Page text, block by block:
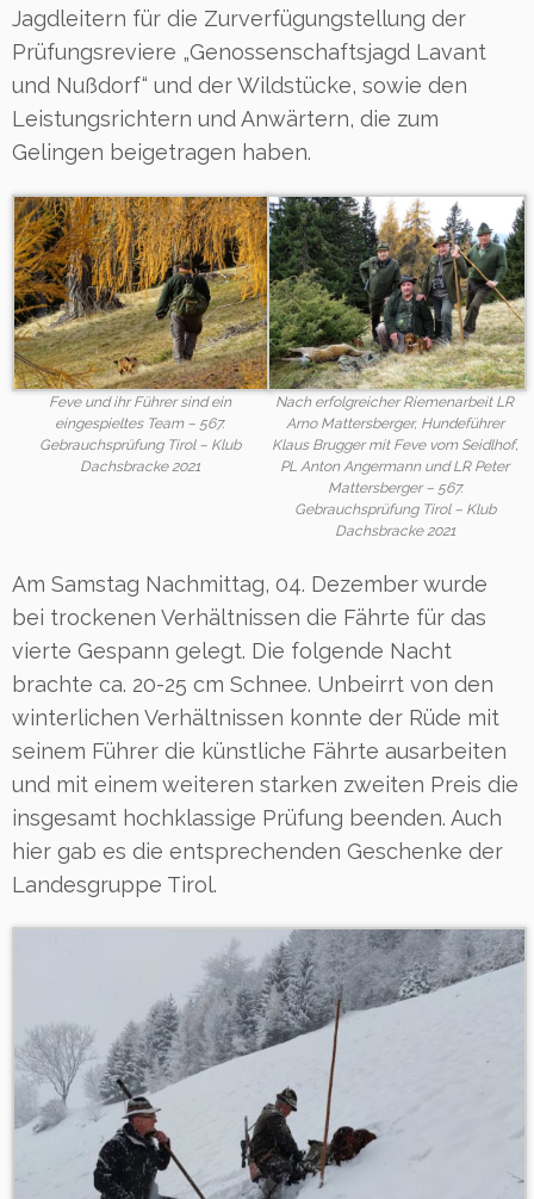
Jagdleitern für die Zurverfügungstellung der
Prüfungsreviere „Genossenschaftsjagd Lavant
und Nußdorf“ und der Wildstücke, sowie den
Leistungsrichtern und Anwärtern, die zum
Gelingen beigetragen haben.
Feve und ihr Führer sind ein
eingespieltes Team – 567.
Gebrauchsprüfung Tirol – Klub
Dachsbracke 2021
Nach erfolgreicher Riemenarbeit LR
Arno Mattersberger, Hundeführer
Klaus Brugger mit Feve vom Seidlhof,
PL Anton Angermann und LR Peter
Mattersberger – 567.
Gebrauchsprüfung Tirol – Klub
Dachsbracke 2021
Am Samstag Nachmittag, 04. Dezember wurde
bei trockenen Verhältnissen die Fährte für das
vierte Gespann gelegt. Die folgende Nacht
brachte ca. 20-25 cm Schnee. Unbeirrt von den
winterlichen Verhältnissen konnte der Rüde mit
seinem Führer die künstliche Fährte ausarbeiten
und mit einem weiteren starken zweiten Preis die
insgesamt hochklassige Prüfung beenden. Auch
hier gab es die entsprechenden Geschenke der
Landesgruppe Tirol.